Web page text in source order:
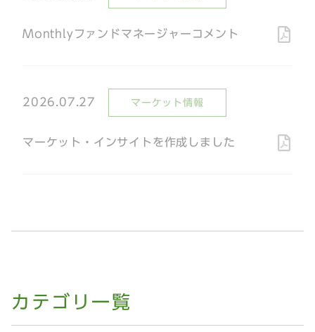
Monthlyファンドマネージャーコメント
2026.07.27 マーケット情報
マーケット・インサイトを作成しました
カテゴリ一覧